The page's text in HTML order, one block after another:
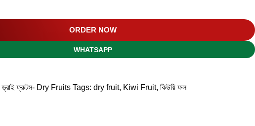
ORDER NOW
WHATSAPP
ড্রাই ফ্রুটস- Dry Fruits Tags: dry fruit, Kiwi Fruit, কিউয়ি ফল